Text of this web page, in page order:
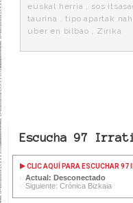
euskal herria , sos
taurina ,tipo apartak
uber en bilbao , Zirika
Escucha 97
CLIC AQUÍ PARA ESCUCHAR 97
Actual: Desconectado
Siguiente: Crónica Bizkaia